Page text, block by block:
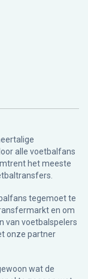
alle voetbalfans
het meeste
tegemoet te
en om
van voetbalspelers
onze partner
wat de